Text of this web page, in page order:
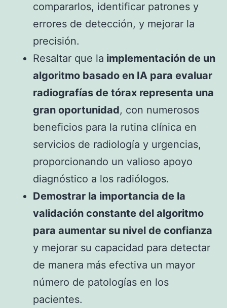
compararlos, identificar patrones y
errores de detección, y mejorar la
precisión.
Resaltar que la implementación de un
algoritmo basado en IA para evaluar
radiografías de tórax representa una
gran oportunidad, con numerosos
beneficios para la rutina clínica en
servicios de radiología y urgencias,
proporcionando un valioso apoyo
diagnóstico a los radiólogos.
Demostrar la importancia de la
validación constante del algoritmo
para aumentar su nivel de confianza
y mejorar su capacidad para detectar
de manera más efectiva un mayor
número de patologías en los
pacientes.